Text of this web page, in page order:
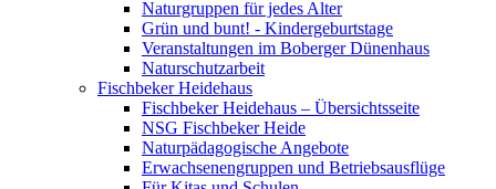
Naturgruppen für jedes Alter
Grün und bunt! - Kindergeburtstage
Veranstaltungen im Boberger Dünenhaus
Naturschutzarbeit
Fischbeker Heidehaus
Fischbeker Heidehaus – Übersichtsseite
NSG Fischbeker Heide
Naturpädagogische Angebote
Erwachsenengruppen und Betriebsausflüge